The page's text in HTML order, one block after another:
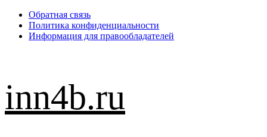
Перейти
содержимому
Обратная связь
Политика конфиденциальности
Информация для правообладателей
inn4b.ru